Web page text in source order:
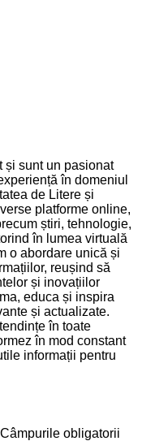
și sunt un pasionat
în domeniul
de Litere și
platforme online,
știri, tehnologie,
în lumea virtuală
o abordare unică și
reușind să
și inovațiilor
educa și inspira
și actualizate.
în toate
în mod constant
informații pentru
Câmpurile obligatorii